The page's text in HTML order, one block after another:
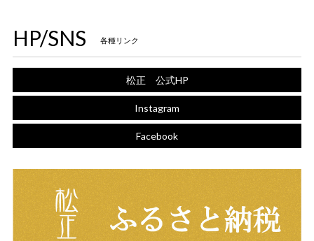
HP/SNS 各種リンク
松正 公式HP
Instagram
Facebook